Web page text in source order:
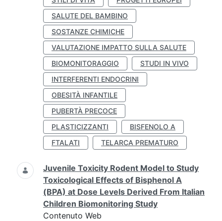
SALUTE DEL BAMBINO
SOSTANZE CHIMICHE
VALUTAZIONE IMPATTO SULLA SALUTE
BIOMONITORAGGIO
STUDI IN VIVO
INTERFERENTI ENDOCRINI
OBESITÀ INFANTILE
PUBERTÀ PRECOCE
PLASTICIZZANTI
BISFENOLO A
FTALATI
TELARCA PREMATURO
Juvenile Toxicity Rodent Model to Study
Toxicological Effects of Bisphenol A
(BPA) at Dose Levels Derived From Italian
Children Biomonitoring Study
Contenuto Web